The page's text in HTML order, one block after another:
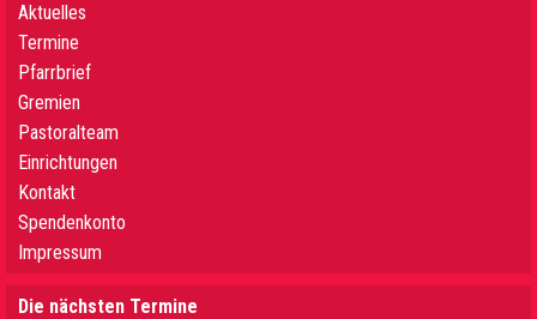
Aktuelles
Termine
Pfarrbrief
Gremien
Pastoralteam
Einrichtungen
Kontakt
Spendenkonto
Impressum
Die nächsten Termine